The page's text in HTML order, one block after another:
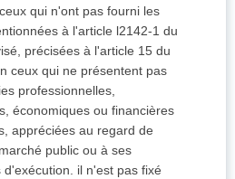
qui n'ont pas fourni les
à l'article l2142-1 du
précisées à l'article 15 du
ceux qui ne présentent pas
professionnelles,
économiques ou financières
appréciées au regard de
public ou à ses
d'exécution. il n'est pas fixé